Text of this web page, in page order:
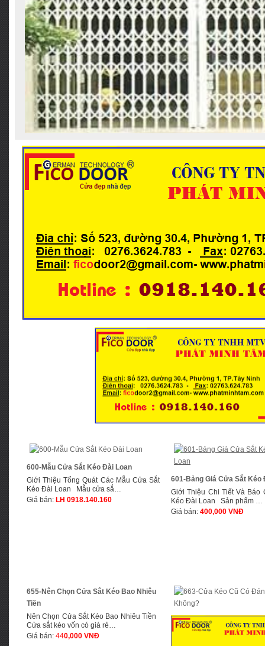
600-Mẫu Cửa Sắt Kéo Đài Loan
Giới Thiệu Tổng Quát Các Mẫu Cửa Sắt
Kéo Đài Loan Mẫu cửa sắ…
Giá bán: LH 0918.140.160
601-Bảng Giá Cửa Sắt Kéo
Giới Thiệu Chi Tiết Và Báo
Kéo Đài Loan Sản phẩm …
Giá bán: 400,000 VNĐ
655-Nên Chọn Cửa Sắt Kéo Bao Nhiêu
Tiền
Nên Chọn Cửa Sắt Kéo Bao Nhiêu Tiền
Cửa sắt kéo vốn có giá rẻ…
Giá bán: 440,000 VNĐ